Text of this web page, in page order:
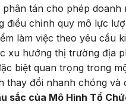
phân tán cho phép doanh
điều chỉnh quy mô lực
làm việc theo yêu cầu
xu hướng thị trường địa
biệt quan trọng trong
thay đổi nhanh chóng và
sắc của Mô Hình Tổ